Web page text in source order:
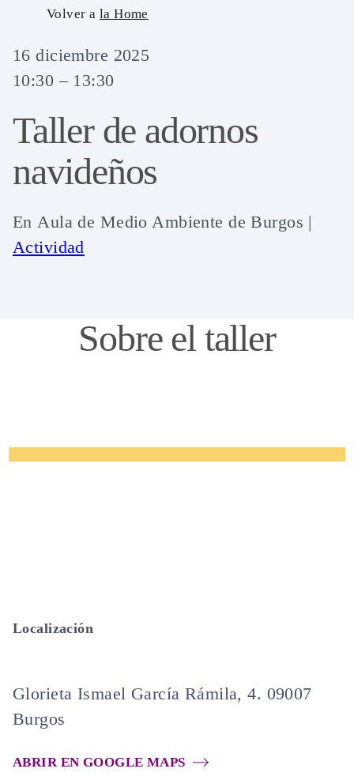
content
Volver a la Home
16 diciembre 2025
10:30 – 13:30
Taller de adornos
navideños
En Aula de Medio Ambiente de Burgos |
Actividad
Sobre el taller
Localización
Glorieta Ismael García Rámila, 4. 09007
Burgos
ABRIR EN GOOGLE MAPS